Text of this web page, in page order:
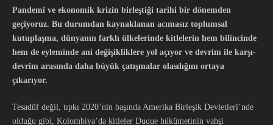
Pandemi ve ekonomik krizin birleştiği tarihi bir dönemden
geçiyoruz. Bu durumdan kaynaklanan acımasız toplumsal
kutuplaşma, dünyanın farklı ülkelerinde kitlelerin hem bilincinde
hem de eyleminde ani değişikliklere yol açıyor ve devrim ile karşı-
devrim arasında daha büyük çatışmalar olasılığını ortaya
çıkarıyor.
Tesadüf değil, tıpkı 2020’nin başında Amerika Birleşik Devletleri’nde
olduğu gibi, Kolombiya’da kitleler Duque hükümetinin vahşi